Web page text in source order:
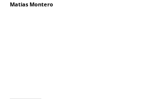
Matias Montero